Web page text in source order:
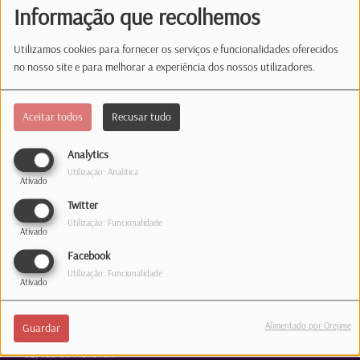
Informação que recolhemos
Utilizamos cookies para fornecer os serviços e funcionalidades oferecidos
no nosso site e para melhorar a experiência dos nossos utilizadores.
Aceitar todos Recusar tudo
Analytics
Ativado
Utilização: Analítica
Twitter
Ativado
Utilização: Funcionalidade
Facebook
Ativado
Utilização: Funcionalidade
Guardar Alimentado por Orejime
(É obrigatório indicar a palavra-passe.)
Iniciar sessão
Esqueceste-te da palavra-passe?
Estúdio
35, rue de Hollerich
L-1741 Luxembourg
Telefone: 1363
Correio
31, rue de Hollerich